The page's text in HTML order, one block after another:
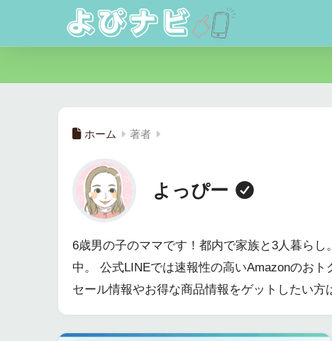
ホーム 著者
よっぴー
6歳男の子のママです！都内で家族と3人暮ら
中。 公式LINEでは速報性の高いAmazonのお
セール情報やお得な商品情報をゲットしたい